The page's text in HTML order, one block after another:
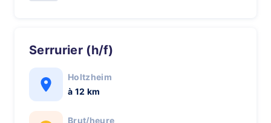
serrurier (h/f)
Holtzheim
à 12 km
Brut/heure